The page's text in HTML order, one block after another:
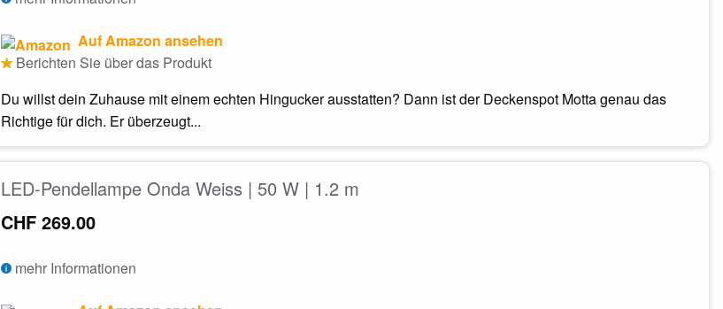
Auf Amazon ansehen
Berichten Sie über das Produkt
Du willst dein Zuhause mit einem echten Hingucker ausstatten? Dann ist der Deckenspot Motta genau das
Richtige für dich. Er überzeugt...
LED-Pendellampe Onda Weiss | 50 W | 1.2 m
CHF 269.00
mehr Informationen